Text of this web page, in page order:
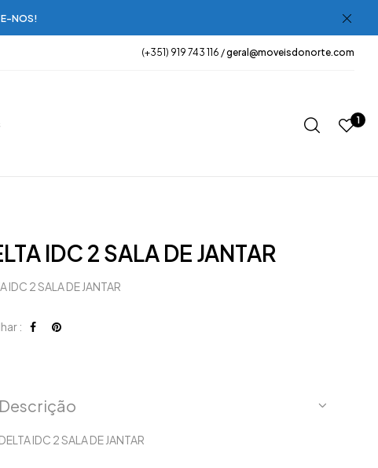
NOS!
(+351) 919 743 116 /geral@moveisdonorte.com
1
IDC 2 SALA DE JANTAR
IDC 2 SALA DE JANTAR
:
Descrição
DELTA IDC 2 SALA DE JANTAR